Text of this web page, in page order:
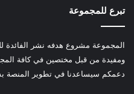
تبرع للمجموعة
المجموعة مشروع هدفه نشر الفائدة
ومفيدة من قبل مختصين في كافة
دعمكم سيساعدنا في تطوير المنصة